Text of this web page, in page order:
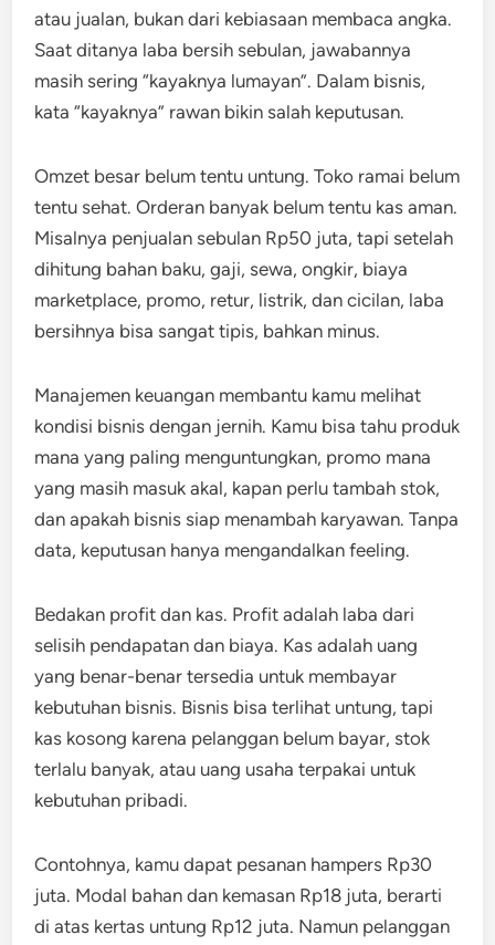
atau jualan, bukan dari kebiasaan membaca angka.
Saat ditanya laba bersih sebulan, jawabannya
masih sering “kayaknya lumayan”. Dalam bisnis,
kata “kayaknya” rawan bikin salah keputusan.
Omzet besar belum tentu untung. Toko ramai belum
tentu sehat. Orderan banyak belum tentu kas aman.
Misalnya penjualan sebulan Rp50 juta, tapi setelah
dihitung bahan baku, gaji, sewa, ongkir, biaya
marketplace, promo, retur, listrik, dan cicilan, laba
bersihnya bisa sangat tipis, bahkan minus.
Manajemen keuangan membantu kamu melihat
kondisi bisnis dengan jernih. Kamu bisa tahu produk
mana yang paling menguntungkan, promo mana
yang masih masuk akal, kapan perlu tambah stok,
dan apakah bisnis siap menambah karyawan. Tanpa
data, keputusan hanya mengandalkan feeling.
Bedakan profit dan kas. Profit adalah laba dari
selisih pendapatan dan biaya. Kas adalah uang
yang benar-benar tersedia untuk membayar
kebutuhan bisnis. Bisnis bisa terlihat untung, tapi
kas kosong karena pelanggan belum bayar, stok
terlalu banyak, atau uang usaha terpakai untuk
kebutuhan pribadi.
Contohnya, kamu dapat pesanan hampers Rp30
juta. Modal bahan dan kemasan Rp18 juta, berarti
di atas kertas untung Rp12 juta. Namun pelanggan